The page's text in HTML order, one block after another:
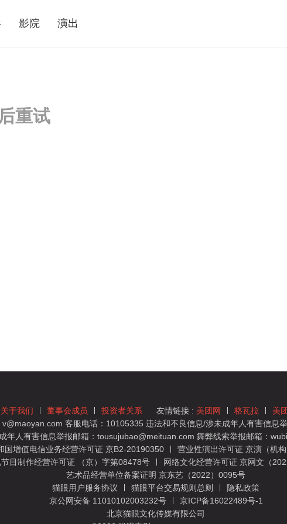
影院 演出
重试
关于我们 董事会成员 投资者关系 友情链接 : 美团网 格瓦拉 美
v@maoyan.com 客服电话：10105335 违法和不良信息/涉未成年人有害信息
年人有害信息举报邮箱：tousujubao@meituan.com 舞弊线索举报邮箱：
国增值电信业务经营许可证 京B2-20190350
营业性演出许可证 京演（机
节目制作经营许可证 （京）字第08478号
网络文化经营许可证 京网文（
艺术品经营单位备案证明 京东艺（2022）0095号
猫眼用户服务协议
猫眼平台交易规则总则
隐私政策
京公网安备 11010102003232号
京ICP备16022489号-1
北京猫眼文化传媒有限公司